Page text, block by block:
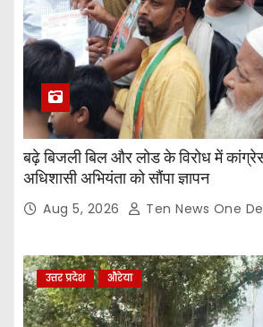
बढ़े बिजली बिल और लोड के विरोध में
अधिशासी अभियंता को सौंपा ज्ञापन
Aug 5, 2026 Ten News One
उत्तर प्रदेश औरेया